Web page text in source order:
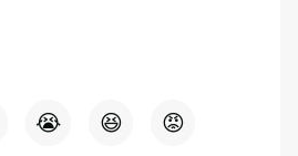
😭 😆 😡